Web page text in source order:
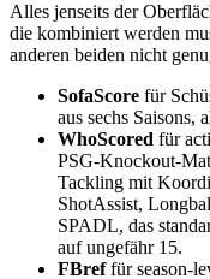
Alles jenseits der
die kombiniert werden
anderen beiden nicht
SofaScore für
aus sechs Saisons,
WhoScored für
PSG-Knockout-
Tackling mit
ShotAssist,
SPADL, das
auf ungefähr 15.
FBreffür season-